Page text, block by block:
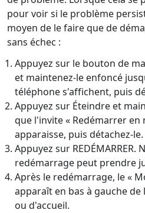
pour voir si le problème
moyen de le faire que de
sans échec :
Appuyez sur le bouton de
et maintenez-le enfoncé
téléphone s'affichent, puis
Appuyez sur Éteindre et
que l'invite « Redémarrer en
apparaisse, puis détachez-le.
Appuyez sur REDÉMARRER.
redémarrage peut prendre
Après le redémarrage, le «
apparaît en bas à gauche
ou d'accueil.